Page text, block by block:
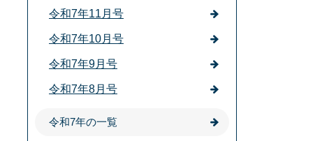
令和7年11月号
令和7年10月号
令和7年9月号
令和7年8月号
令和7年の一覧